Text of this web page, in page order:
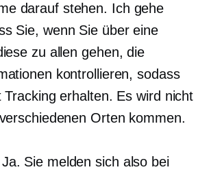
darauf stehen. Ich gehe
Sie, wenn Sie über eine
zu allen gehen, die
kontrollieren, sodass
Tracking erhalten. Es wird nicht
Orten kommen.
Sie melden sich also bei